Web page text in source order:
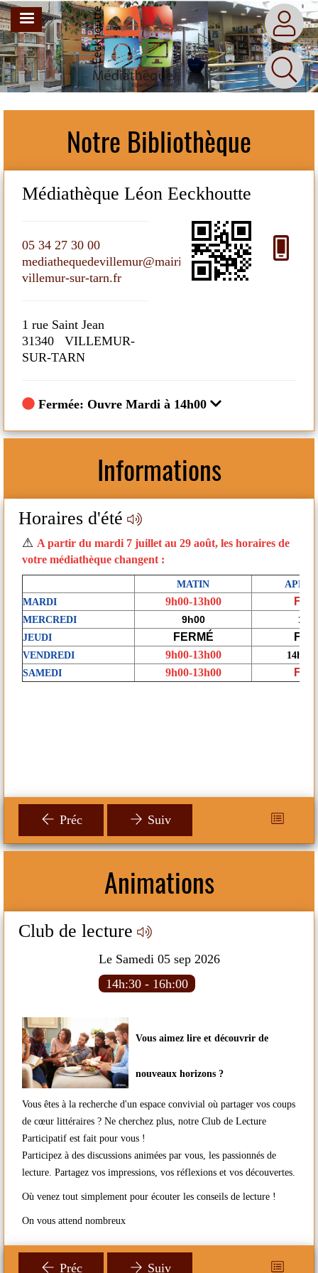
Aller
au
contenu
principal
MENU
Notre Bibliothèque
Médiathèque Léon Eeckhoutte
05 34 27 30 00
mediathequedevillemur@mairie-
villemur-sur-tarn.fr
1 rue Saint Jean
31340 VILLEMUR-
SUR-TARN
Fermée: Ouvre Mardi à 14h00
Informations
Horaires d'été
⚠ A partir du mardi 7 juillet au 29 août, les horaires de
votre médiathèque changent :
MATIN
MARDI
9h00-13h00
MERCREDI 9h00 18
JEUDI FERMÉ
VENDREDI 9h00-13h00
SAMEDI
9h00-13h00
Préc Suiv
Animations
Club de lecture
Le Samedi 05 sep 2026
14h:30 - 16h:00
Vous aimez lire et découvrir de
nouveaux horizons ?
Vous êtes à la recherche d'un espace convivial où partager vos coups
de cœur littéraires ? Ne cherchez plus, notre Club de Lecture
Participatif est fait pour vous !
Participez à des discussions animées par vous, les passionnés de
lecture. Partagez vos impressions, vos réflexions et vos découvertes.
Où venez tout simplement pour écouter les conseils de lecture !
On vous attend nombreux
Préc Suiv